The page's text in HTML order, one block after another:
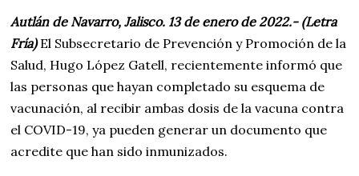
Autlán de Navarro, Jalisco. 13 de enero de 2022.- (Letra
Fría)El Subsecretario de Prevención y Promoción de la
Salud, Hugo López Gatell, recientemente informó que
las personas que hayan completado su esquema de
vacunación, al recibir ambas dosis de la vacuna contra
el COVID-19, ya pueden generar un documento que
acredite que han sido inmunizados.